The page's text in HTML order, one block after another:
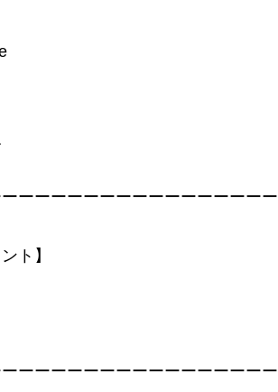
ーーーーーーーーーーーーーーーー
ト】
ーーーーーーーーーーーーーーーー